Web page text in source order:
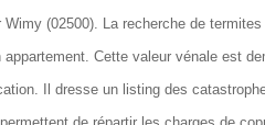
(02500). La recherche de
Cette valeur vénale est
Il dresse un listing des